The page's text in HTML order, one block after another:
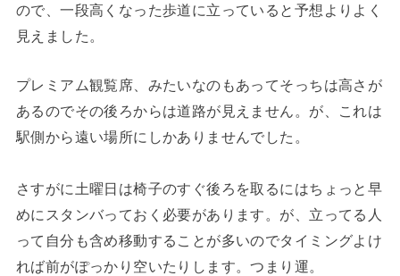
ので、一段高くなった歩道に立っていると予想よりよく
見えました。
プレミアム観覧席、みたいなのもあってそっちは高さが
あるのでその後ろからは道路が見えません。が、これは
駅側から遠い場所にしかありませんでした。
さすがに土曜日は椅子のすぐ後ろを取るにはちょっと早
めにスタンバっておく必要があります。が、立ってる人
って自分も含め移動することが多いのでタイミングよけ
れば前がぽっかり空いたりします。つまり運。